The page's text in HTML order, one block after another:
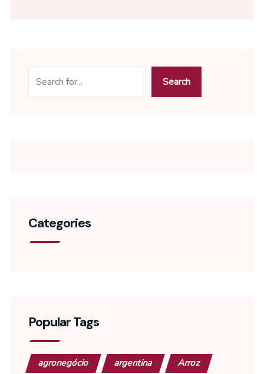
Search
Categories
Popular Tags
agronegócio argentina Arroz